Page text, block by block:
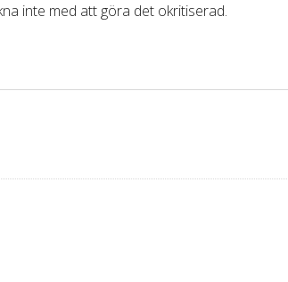
inte med att göra det okritiserad.